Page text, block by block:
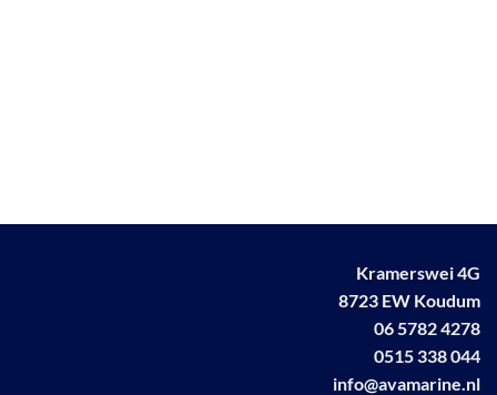
Kramerswei 4G
8723 EW Koudum
06 5782 4278
0515 338 044
info@avamarine.nl